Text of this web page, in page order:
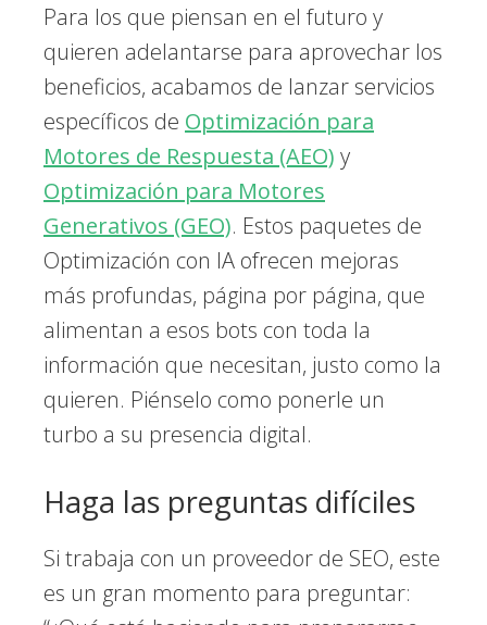
Para los que piensan en el futuro y
quieren adelantarse para aprovechar los
beneficios, acabamos de lanzar servicios
específicos de Optimización para
Motores de Respuesta (AEO) y
Optimización para Motores
Generativos (GEO). Estos paquetes de
Optimización con IA ofrecen mejoras
más profundas, página por página, que
alimentan a esos bots con toda la
información que necesitan, justo como la
quieren. Piénselo como ponerle un
turbo a su presencia digital.
Haga las preguntas difíciles
Si trabaja con un proveedor de SEO, este
es un gran momento para preguntar: